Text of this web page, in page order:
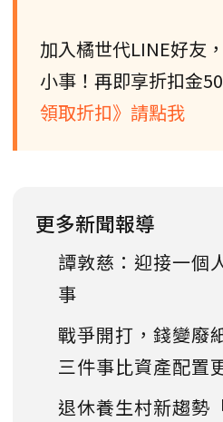
加入橘世代LINE好友
小事！再即享折扣金50
領取折扣》請點我
更多新聞報導
譚敦慈：迎接一個
事
戰爭開打，錢變廢
三件事比資產配置
退休養生村新趨勢